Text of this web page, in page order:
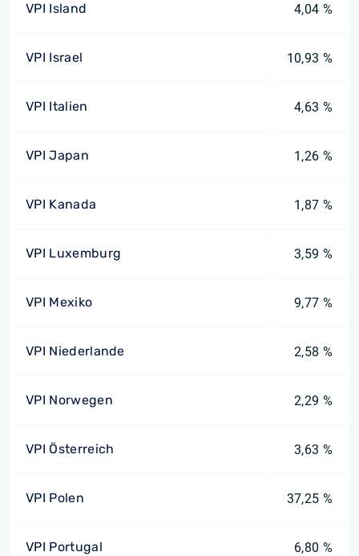
VPI Island 4,04 %
VPI Israel 10,93 %
VPI Italien 4,63 %
VPI Japan 1,26 %
VPI Kanada 1,87 %
VPI Luxemburg 3,59 %
VPI Mexiko 9,77 %
VPI Niederlande 2,58 %
VPI Norwegen 2,29 %
VPI Österreich 3,63 %
VPI Polen 37,25 %
VPI Portugal 6,80 %